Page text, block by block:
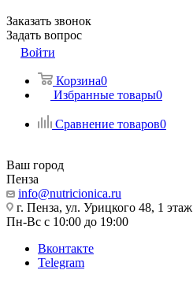
Заказать звонок
Задать вопрос
Войти
Корзина0
Избранные товары0
Сравнение товаров0
Ваш город
Пенза
info@nutricionica.ru
г. Пенза, ул. Урицкого 48, 1 этаж
Пн-Вс с 10:00 до 19:00
Вконтакте
Telegram